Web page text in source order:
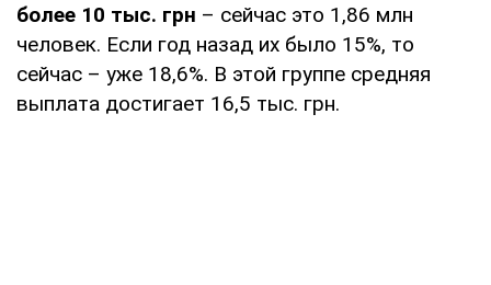
более 10 тыс. грн – сейчас это 1,86 млн
человек. Если год назад их было 15%, то
сейчас – уже 18,6%. В этой группе средняя
выплата достигает 16,5 тыс. грн.